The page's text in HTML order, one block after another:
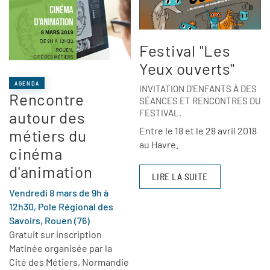
AGENDA
Rencontre
autour des
métiers du
cinéma
d'animation
Vendredi 8 mars de 9h à
12h30, Pole Régional des
Savoirs, Rouen (76)
Gratuit sur inscription
Matinée organisée par la
Cité des Métiers, Normandie
Festival "Les
Yeux ouverts"
INVITATION D'ENFANTS À DES
SÉANCES ET RENCONTRES DU
FESTIVAL.
Entre le 18 et le 28 avril 2018
au Havre.
LIRE LA SUITE